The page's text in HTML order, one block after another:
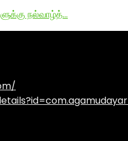
நல்வாழ்த்…